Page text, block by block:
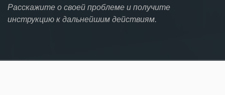
Расскажите о своей проблеме и получите
инструкцию к дальнейшим действиям.